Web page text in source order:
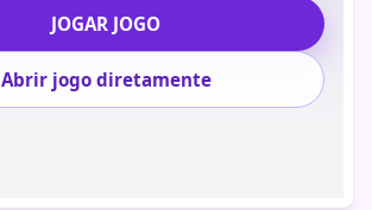
JOGAR JOGO
Abrir jogo diretamente